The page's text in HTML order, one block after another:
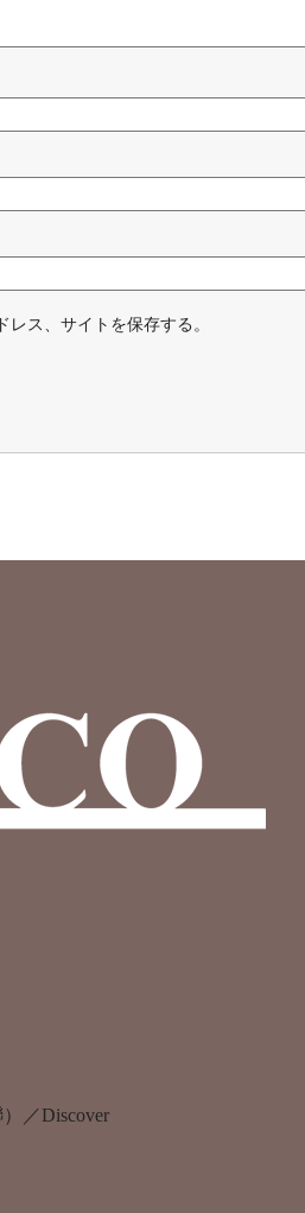
ス、サイトを保存する。
）／Discover